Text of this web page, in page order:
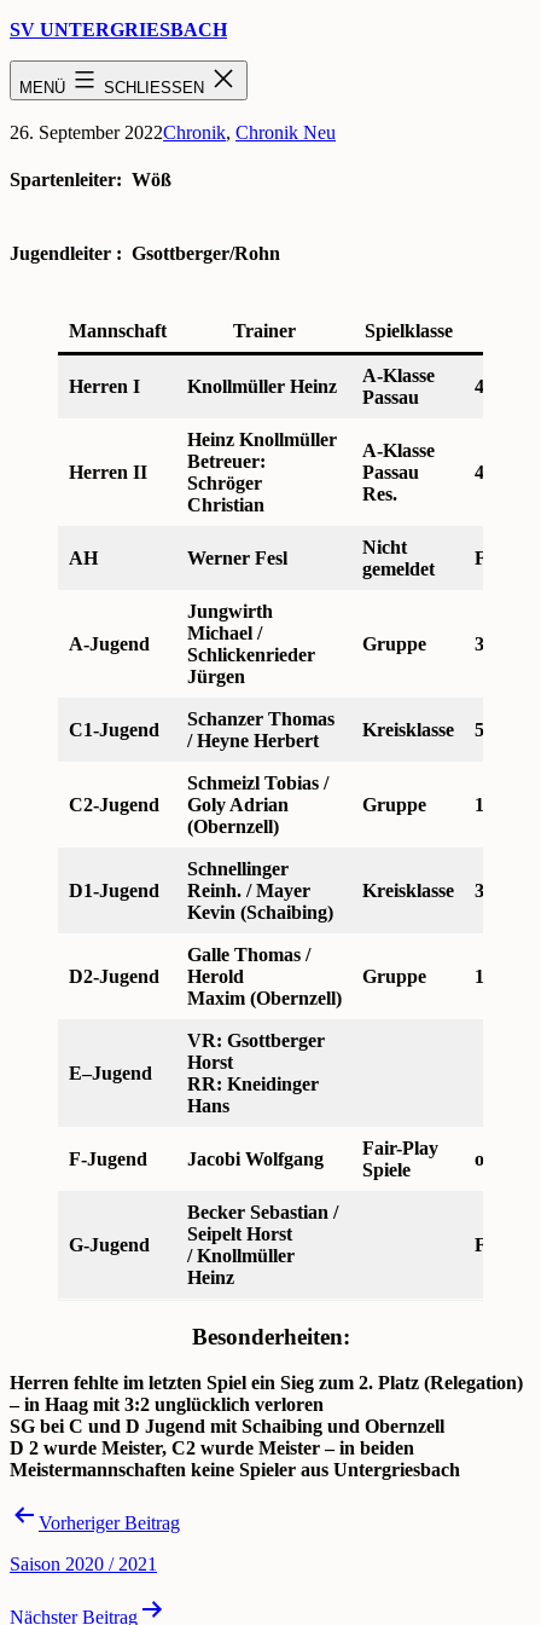
Zum
SV UNTERGRIESBACH
MENÜ SCHLIESSEN
Saison 2021 / 2022
Veröffentlicht
26. September 2022Kategorisiert
Chronik, Chronik Neu
Spartenleiter: Wöß
Jugendleiter : Gsottberger/Rohn
Mannschaft Trainer Spielklasse
Herren I Knollmüller Heinz
A-Klasse
Passau
4. Platz
Herren II
Heinz Knollmüller
Betreuer:
Schröger
Christian
A-Klasse
Passau
Res.
4. Platz
AH Werner Fesl
Nicht
gemeldet
A-Jugend
Jungwirth
Michael /
Schlickenrieder
Jürgen
Gruppe 3. Platz
C1-Jugend
Schanzer Thomas
/ Heyne Herbert
Kreisklasse 5.
C2-Jugend
Schmeizl Tobias /
Goly Adrian
(Obernzell)
Gruppe 1. Platz
D1-Jugend
Schnellinger
Reinh. / Mayer
Kevin (Schaibing)
Kreisklasse 3. Platz
D2-Jugend
Galle Thomas /
Herold
Maxim (Obernzell)
Gruppe 1. Platz
E–Jugend
VR: Gsottberger
Horst
RR: Kneidinger
Hans
F-Jugend Jacobi Wolfgang
Fair-Play
Spiele
ohne
G-Jugend
Becker Sebastian /
Seipelt Horst
/ Knollmüller
Heinz
Besonderheiten:
Herren fehlte im letzten Spiel ein Sieg zum 2. Platz (Relegation)
– in Haag mit 3:2 unglücklich verloren
SG bei C und D Jugend mit Schaibing und Obernzell
D 2 wurde Meister, C2 wurde Meister – in beiden
Meistermannschaften keine Spieler aus Untergriesbach
Beitragsnavigation
Vorheriger Beitrag
Saison 2020 / 2021
Nächster Beitrag